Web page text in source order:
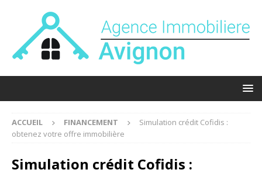
ACCUEIL FINANCEMENT
Simulation crédit Cofidis :
obtenez votre offre immobilière
Simulation crédit Cofidis :